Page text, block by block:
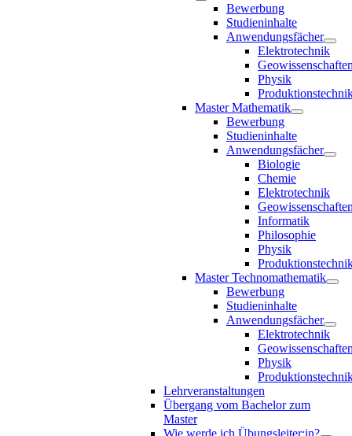
Bewerbung
Studieninhalte
Anwendungsfächer
Elektrotechnik
Physik
Master Mathematik
Bewerbung
Studieninhalte
Anwendungsfächer
Biologie
Chemie
Elektrotechnik
Informatik
Philosophie
Physik
Master Technomathematik
Bewerbung
Studieninhalte
Anwendungsfächer
Elektrotechnik
Physik
Lehrveranstaltungen
Übergang vom Bachelor zum
Master
Wie werde ich Übungsleiter:in?